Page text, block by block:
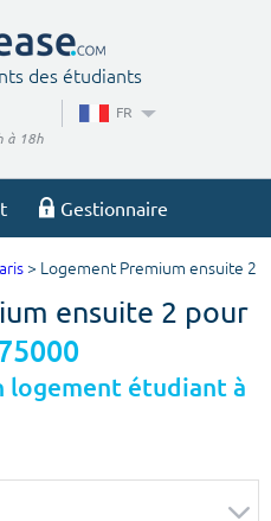
des étudiants
à 18h
FR
Gestionnaire
> Logement Premium ensuite 2
ensuite 2 pour
logement étudiant à